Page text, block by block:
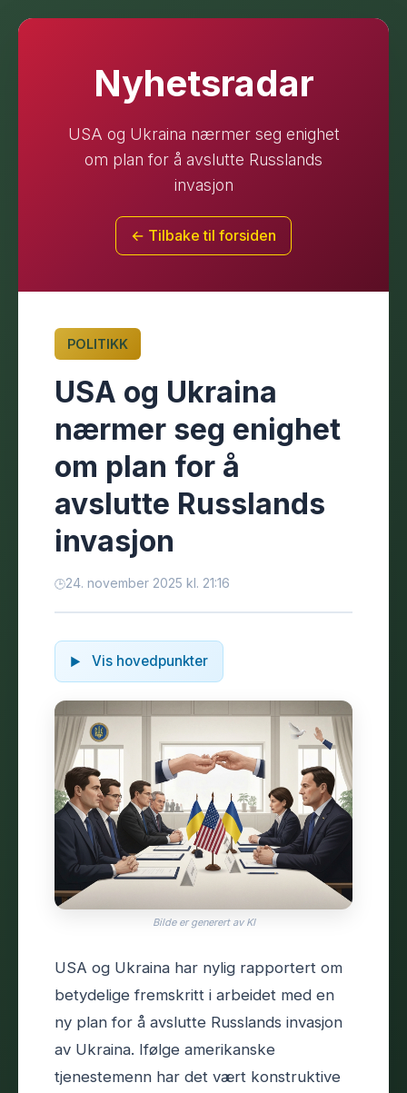
Nyhetsradar
USA og Ukraina nærmer seg enighet
om plan for å avslutte Russlands
invasjon
← Tilbake til forsiden
POLITIKK
USA og Ukraina
nærmer seg enighet
om plan for å
avslutte Russlands
invasjon
24. november 2025 kl. 21:16
Vis hovedpunkter
Bilde er generert av KI
USA og Ukraina har nylig rapportert om
betydelige fremskritt i arbeidet med en
ny plan for å avslutte Russlands invasjon
av Ukraina. Ifølge amerikanske
tjenestemenn har det vært konstruktive